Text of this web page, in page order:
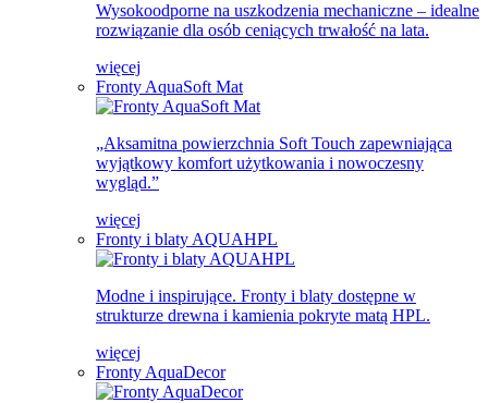
Wysokoodporne na uszkodzenia mechaniczne – idealne
rozwiązanie dla osób ceniących trwałość na lata.
więcej
Fronty AquaSoft Mat
„Aksamitna powierzchnia Soft Touch zapewniająca
wyjątkowy komfort użytkowania i nowoczesny
wygląd.”
więcej
Fronty i blaty AQUAHPL
Modne i inspirujące. Fronty i blaty dostępne w
strukturze drewna i kamienia pokryte matą HPL.
więcej
Fronty AquaDecor